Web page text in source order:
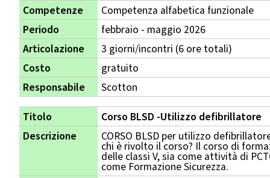
Competenze
Competenza alfabetica funzionale
Periodo
febbraio - maggio 2026
Articolazione
3 giorni/incontri (6 ore totali)
Costo
gratuito
Responsabile
Scotton
Titolo
Corso BLSD -Utilizzo defibrillatore
Descrizione
CORSO BLSD per utilizzo
chi è rivolto il corso? Il corso di
delle classi V, sia come attività di
come Formazione Sicurezza.